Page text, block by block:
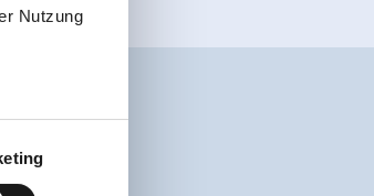
Nutzung